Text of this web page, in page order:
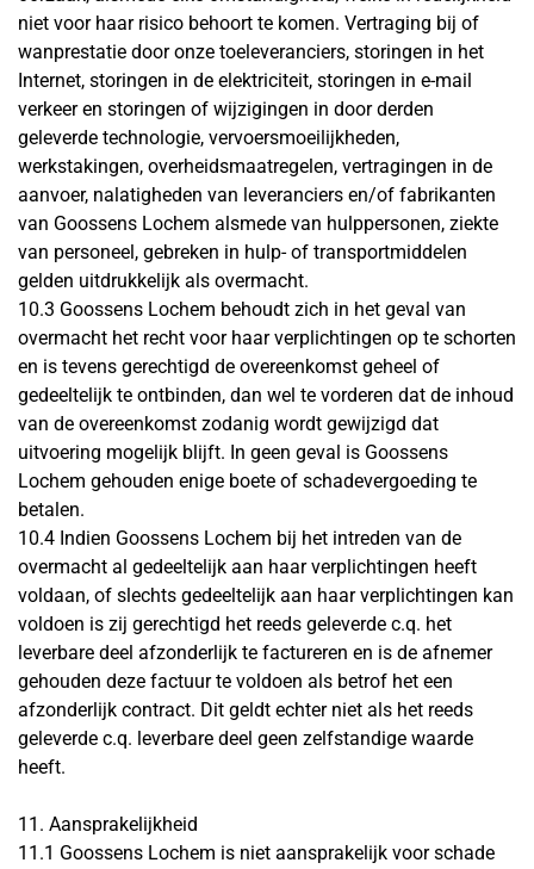
niet voor haar risico behoort te komen. Vertraging bij of
wanprestatie door onze toeleveranciers, storingen in het
Internet, storingen in de elektriciteit, storingen in e-mail
verkeer en storingen of wijzigingen in door derden
geleverde technologie, vervoersmoeilijkheden,
werkstakingen, overheidsmaatregelen, vertragingen in de
aanvoer, nalatigheden van leveranciers en/of fabrikanten
van Goossens Lochem alsmede van hulppersonen, ziekte
van personeel, gebreken in hulp- of transportmiddelen
gelden uitdrukkelijk als overmacht.
10.3 Goossens Lochem behoudt zich in het geval van
overmacht het recht voor haar verplichtingen op te schorten
en is tevens gerechtigd de overeenkomst geheel of
gedeeltelijk te ontbinden, dan wel te vorderen dat de inhoud
van de overeenkomst zodanig wordt gewijzigd dat
uitvoering mogelijk blijft. In geen geval is Goossens
Lochem gehouden enige boete of schadevergoeding te
betalen.
10.4 Indien Goossens Lochem bij het intreden van de
overmacht al gedeeltelijk aan haar verplichtingen heeft
voldaan, of slechts gedeeltelijk aan haar verplichtingen kan
voldoen is zij gerechtigd het reeds geleverde c.q. het
leverbare deel afzonderlijk te factureren en is de afnemer
gehouden deze factuur te voldoen als betrof het een
afzonderlijk contract. Dit geldt echter niet als het reeds
geleverde c.q. leverbare deel geen zelfstandige waarde
heeft.
11. Aansprakelijkheid
11.1 Goossens Lochem is niet aansprakelijk voor schade